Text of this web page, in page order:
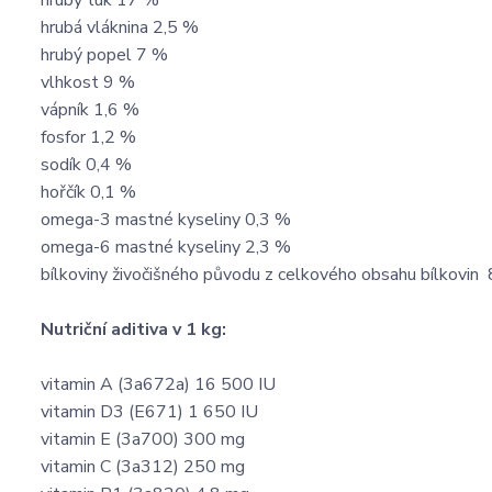
hrubá vláknina 2,5 %
hrubý popel 7 %
vlhkost 9 %
vápník 1,6 %
fosfor 1,2 %
sodík 0,4 %
hořčík 0,1 %
omega-3 mastné kyseliny 0,3 %
omega-6 mastné kyseliny 2,3 %
bílkoviny živočišného původu z celkového obsahu bílkovin
Nutriční aditiva v 1 kg:
vitamin A (3a672a) 16 500 IU
vitamin D3 (E671) 1 650 IU
vitamin E (3a700) 300 mg
vitamin C (3a312) 250 mg